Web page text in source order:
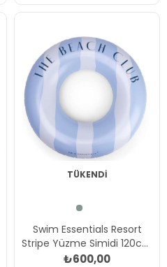
TÜKENDI
Swim Essentials Resort
Stripe Yüzme Simidi 120cm
Çok Renkli
₺600,00